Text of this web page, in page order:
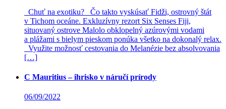
Chuť na exotiku? Čo takto vyskúsať Fidži, ostrovný štát
v Tichom oceáne. Exkluzívny rezort Six Senses Fiji,
situovaný ostrove Malolo obklopelný azúrovými vodami
a plážami s bielym pieskom ponúka všetko na dokonalý relax.
Využite možnosť cestovania do Melanézie bez absolvovania
[…]
C Mauritius – ihrisko v náručí prírody
06/09/2022